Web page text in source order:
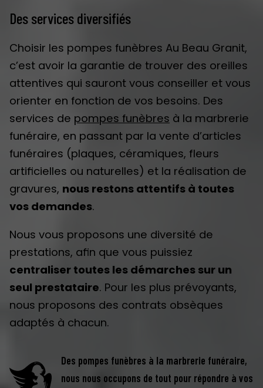
Des services diversifiés
Choisir les pompes funèbres Au Beau Granit,
c’est avoir la garantie de trouver des oreilles
attentives qui sauront vous conseiller et vous
orienter en fonction de vos besoins. Des
services de pompes funèbres à la marbrerie
funéraire, en passant par la vente d’articles
funéraires (plaques, céramiques, fleurs
artificielles ou naturelles) et la réalisation de
gravures, nous restons attentifs à toutes
vos demandes.
Nous vous proposons une diversité de
prestations, afin que vous puissiez
centraliser toutes les démarches sur un
seul prestataire. Pour les plus prévoyants,
nous proposons des contrats obsèques
adaptés à chacun.
Des pompes funèbres à la marbrerie funéraire,
nous nous occupons de tout pour répondre à vos